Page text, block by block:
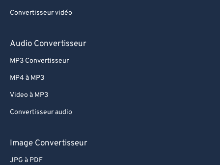
Convertisseur vidéo
Audio Convertisseur
MP3 Convertisseur
MP4 à MP3
Video à MP3
Convertisseur audio
Image Convertisseur
JPG à PDF